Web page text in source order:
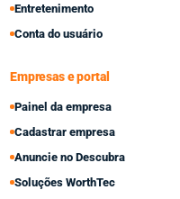
Entretenimento
Conta do usuário
Empresas e portal
Painel da empresa
Cadastrar empresa
Anuncie no Descubra
Soluções WorthTec